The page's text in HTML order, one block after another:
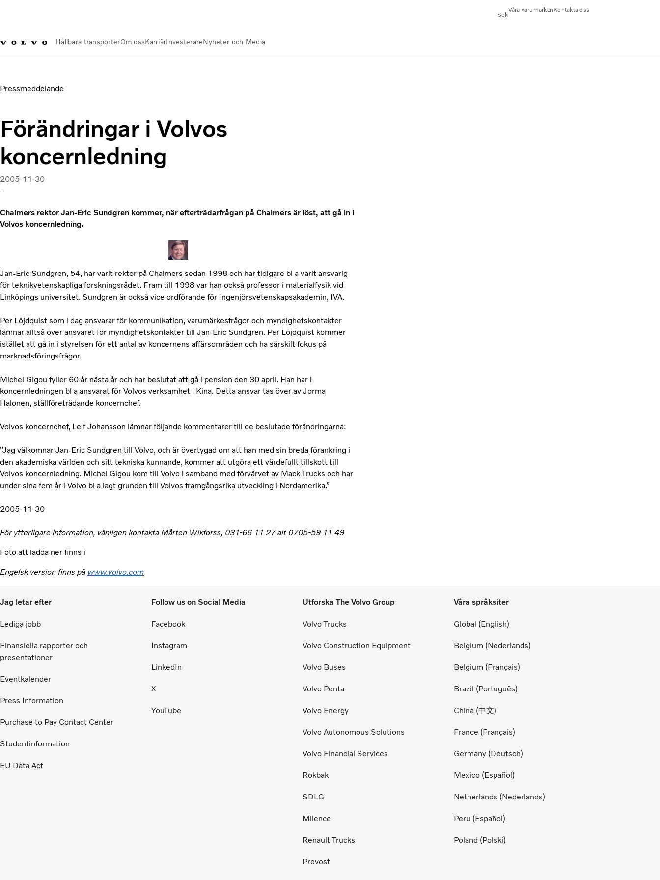
Sök
Våra varumärkenKontakta oss
Hållbara transporterOm ossKarriärInvesterareNyheter och Media
Pressmeddelande
Förändringar i Volvos
koncernledning
2005-11-30
-
Chalmers rektor Jan-Eric Sundgren kommer, när efterträdarfrågan på Chalmers är löst, att gå in i
Volvos koncernledning.
Jan-Eric Sundgren, 54, har varit rektor på Chalmers sedan 1998 och har tidigare bl a varit ansvarig
för teknikvetenskapliga forskningsrådet. Fram till 1998 var han också professor i materialfysik vid
Linköpings universitet. Sundgren är också vice ordförande för Ingenjörsvetenskapsakademin, IVA.
Per Löjdquist som i dag ansvarar för kommunikation, varumärkesfrågor och myndighetskontakter
lämnar alltså över ansvaret för myndighetskontakter till Jan-Eric Sundgren. Per Löjdquist kommer
istället att gå in i styrelsen för ett antal av koncernens affärsområden och ha särskilt fokus på
marknadsföringsfrågor.
Michel Gigou fyller 60 år nästa år och har beslutat att gå i pension den 30 april. Han har i
koncernledningen bl a ansvarat för Volvos verksamhet i Kina. Detta ansvar tas över av Jorma
Halonen, ställföreträdande koncernchef.
Volvos koncernchef, Leif Johansson lämnar följande kommentarer till de beslutade förändringarna:
”Jag välkomnar Jan-Eric Sundgren till Volvo, och är övertygad om att han med sin breda förankring i
den akademiska världen och sitt tekniska kunnande, kommer att utgöra ett värdefullt tillskott till
Volvos koncernledning. Michel Gigou kom till Volvo i samband med förvärvet av Mack Trucks och har
under sina fem år i Volvo bl a lagt grunden till Volvos framgångsrika utveckling i Nordamerika.”
2005-11-30
För ytterligare information, vänligen kontakta Mårten Wikforss, 031-66 11 27 alt 0705-59 11 49
Foto att ladda ner finns i
Engelsk version finns på www.volvo.com
Jag letar efter
Lediga jobb
Finansiella rapporter och
presentationer
Eventkalender
Press Information
Purchase to Pay Contact Center
Studentinformation
EU Data Act
Follow us on Social Media
Facebook
Instagram
LinkedIn
X
YouTube
Utforska The Volvo Group
Volvo Trucks
Volvo Construction Equipment
Volvo Buses
Volvo Penta
Volvo Energy
Volvo Autonomous Solutions
Volvo Financial Services
Rokbak
SDLG
Milence
Renault Trucks
Prevost
Våra språksiter
Global (English)
Belgium (Nederlands)
Belgium (Français)
Brazil (Português)
China (中文)
France (Français)
Germany (Deutsch)
Mexico (Español)
Netherlands (Nederlands)
Peru (Español)
Poland (Polski)